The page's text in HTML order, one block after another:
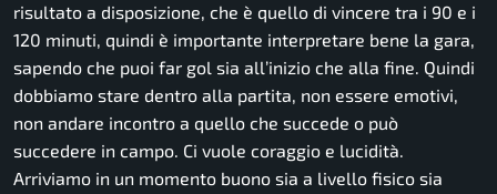
risultato a disposizione, che è quello di vincere tra i 90 e i
120 minuti, quindi è importante interpretare bene la gara,
sapendo che puoi far gol sia all’inizio che alla fine. Quindi
dobbiamo stare dentro alla partita, non essere emotivi,
non andare incontro a quello che succede o può
succedere in campo. Ci vuole coraggio e lucidità.
Arriviamo in un momento buono sia a livello fisico sia